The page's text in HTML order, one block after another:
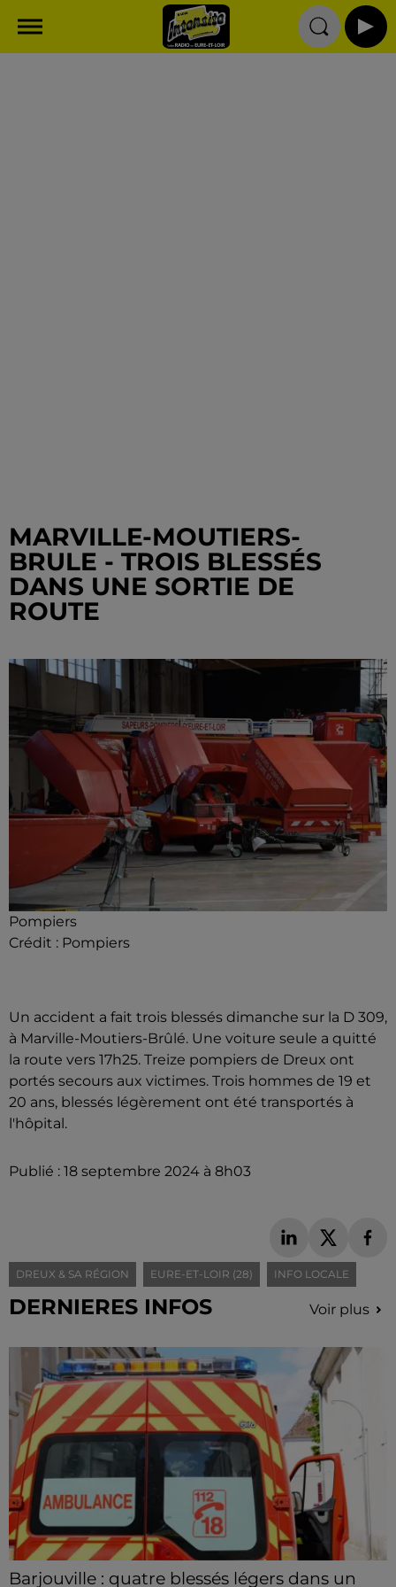
MARVILLE-MOUTIERS-
BRULE - TROIS BLESSÉS
DANS UNE SORTIE DE
ROUTE
Pompiers
Crédit : Pompiers
Un accident a fait trois blessés dimanche sur la D 309,
à Marville-Moutiers-Brûlé. Une voiture seule a quitté
la route vers 17h25. Treize pompiers de Dreux ont
portés secours aux victimes. Trois hommes de 19 et
20 ans, blessés légèrement ont été transportés à
l'hôpital.
Publié : 18 septembre 2024 à 8h03
DREUX & SA RÉGION EURE-ET-LOIR (28) INFO LOCALE
DERNIERES INFOS Voir plus
Barjouville : quatre blessés légers dans un